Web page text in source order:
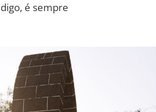
é sempre